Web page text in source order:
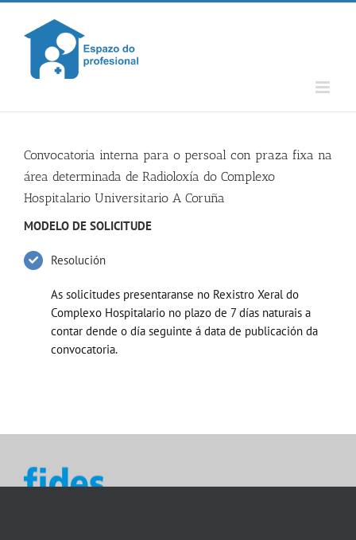
Skip
content
Convocatoria interna para o persoal con praza fixa na
área determinada de Radioloxía do Complexo
Hospitalario Universitario A Coruña
MODELO DE SOLICITUDE
Resolución
As solicitudes presentaranse no Rexistro Xeral do
Complexo Hospitalario no plazo de 7 días naturais a
contar dende o día seguinte á data de publicación da
convocatoria.